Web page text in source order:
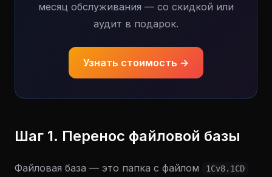
месяц обслуживания — со скидкой или
аудит в подарок.
Узнать стоимость →
Шаг 1. Перенос файловой базы
Файловая база — это папка с файлом 1Cv8.1CD